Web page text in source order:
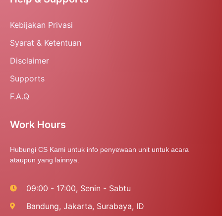
Kebijakan Privasi
Syarat & Ketentuan
Disclaimer
Supports
F.A.Q
Work Hours
Hubungi CS Kami untuk info penyewaan unit untuk acara
ataupun yang lainnya.
09:00 - 17:00, Senin - Sabtu
Bandung, Jakarta, Surabaya, ID